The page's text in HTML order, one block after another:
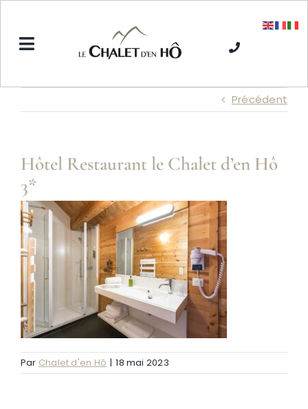
contenu
Toggle
Navigation
Accueil
Séjours hiver
Séjours été
Tarifs
Névache
Précédent
Hôtel Restaurant le Chalet d’en Hô
3*
Par Chalet d'en Hô | 18 mai 2023